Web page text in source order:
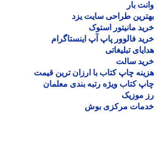
بار
طراحی سایت یزد
مانیتور استوک
فالوور پاپ آپ اینستاگرام
تبلیغاتی
سالت
چاپ کتاب با ارزان ترین قیمت
کتاب ویژه رتبه بندی معلمان
موزیک
مرکزی بوش